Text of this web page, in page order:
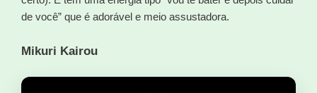
de você” que é adorável e meio assustadora.
Mikuri Kairou